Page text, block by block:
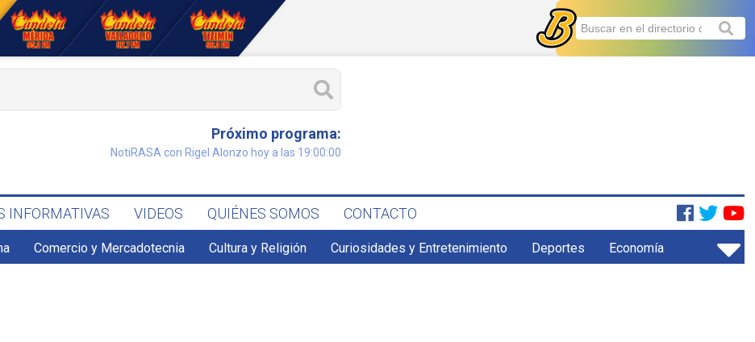
Próximo programa:
NotiRASA con Rigel Alonzo hoy a las 19:00:00
INFORMATIVAS VIDEOS QUIÉNES SOMOS CONTACTO
Comercio y Mercadotecnia Cultura y Religión Curiosidades y Entretenimiento Deportes Economía